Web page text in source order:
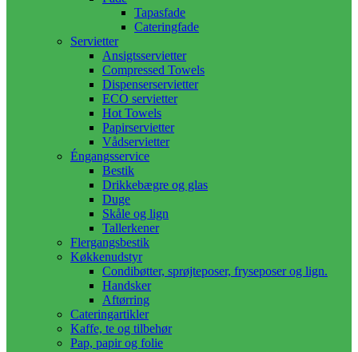
Tapasfade
Cateringfade
Servietter
Ansigtsservietter
Compressed Towels
Dispenserservietter
ECO servietter
Hot Towels
Papirservietter
Vådservietter
Éngangsservice
Bestik
Drikkebægre og glas
Duge
Skåle og lign
Tallerkener
Flergangsbestik
Køkkenudstyr
Condibøtter, sprøjteposer, fryseposer og lign.
Handsker
Aftørring
Cateringartikler
Kaffe, te og tilbehør
Pap, papir og folie